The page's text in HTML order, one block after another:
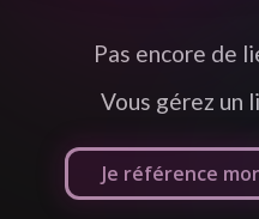
Pas encore de
Vous gérez un
Je référence